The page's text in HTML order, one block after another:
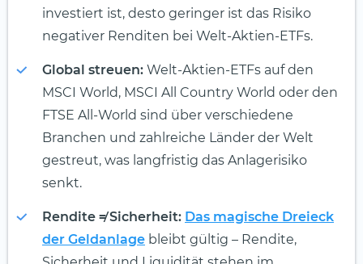
investiert ist, desto geringer ist das Risiko
negativer Renditen bei Welt-Aktien-ETFs.
Global streuen: Welt-Aktien-ETFs auf den
MSCI World, MSCI All Country World oder den
FTSE All-World sind über verschiedene
Branchen und zahlreiche Länder der Welt
gestreut, was langfristig das Anlagerisiko
senkt.
Rendite ≠ Sicherheit: Das magische Dreieck
der Geldanlage bleibt gültig – Rendite,